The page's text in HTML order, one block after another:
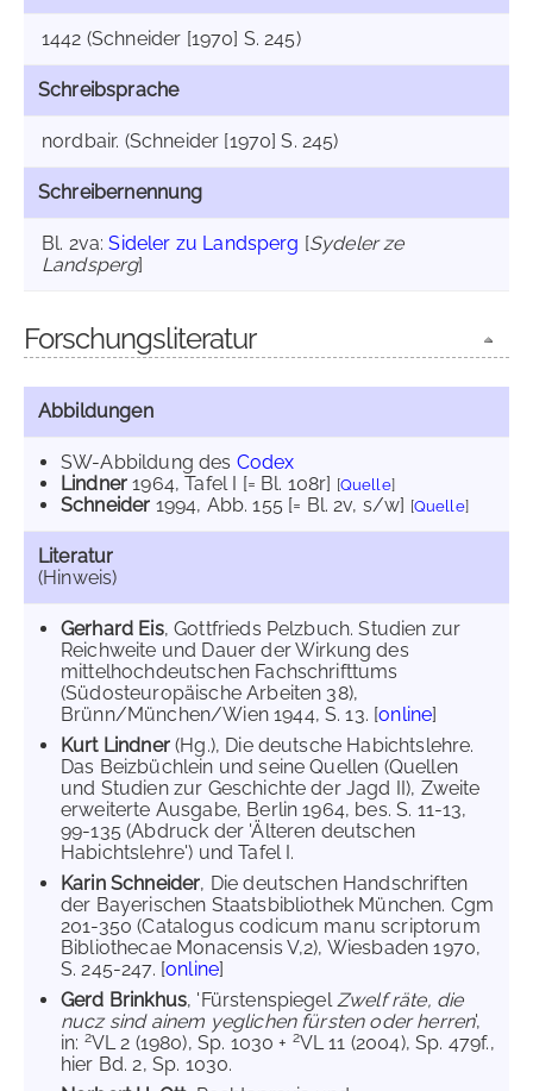
1442 (Schneider [1970] S. 245)
Schreibsprache
nordbair. (Schneider [1970] S. 245)
Schreibernennung
Bl. 2va:Sideler zu Landsperg [Sydeler ze
Landsperg]
Forschungsliteratur
Abbildungen
SW-Abbildung des Codex
Lindner 1964, Tafel I [= Bl. 108r] [Quelle]
Schneider 1994, Abb. 155 [= Bl. 2v, s/w] [Quelle]
Literatur
(Hinweis)
Gerhard Eis, Gottfrieds Pelzbuch. Studien zur
Reichweite und Dauer der Wirkung des
mittelhochdeutschen Fachschrifttums
(Südosteuropäische Arbeiten 38),
Brünn/München/Wien 1944, S. 13. [online]
Kurt Lindner(Hg.), Die deutsche Habichtslehre.
Das Beizbüchlein und seine Quellen (Quellen
und Studien zur Geschichte der Jagd II), Zweite
erweiterte Ausgabe, Berlin 1964, bes. S. 11-13,
99-135 (Abdruck der 'Älteren deutschen
Habichtslehre') und Tafel I.
Karin Schneider, Die deutschen Handschriften
der Bayerischen Staatsbibliothek München. Cgm
201-350 (Catalogus codicum manu scriptorum
Bibliothecae Monacensis V,2), Wiesbaden 1970,
S. 245-247. [online]
Gerd Brinkhus, 'FürstenspiegelZwelf räte, die
nucz sind ainem yeglichen fürsten oder herren',
in: 2VL 2 (1980), Sp. 1030 + 2VL 11 (2004), Sp. 479f.,
hier Bd. 2, Sp. 1030.